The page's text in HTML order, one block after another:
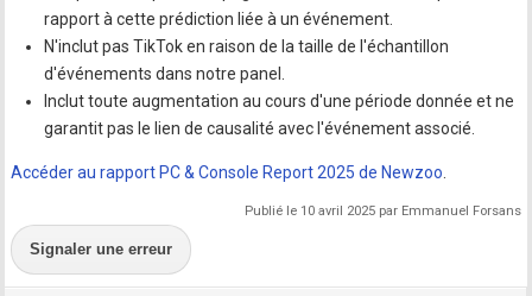
rapport à cette prédiction liée à un événement.
N'inclut pas TikTok en raison de la taille de l'échantillon
d'événements dans notre panel.
Inclut toute augmentation au cours d'une période donnée et ne
garantit pas le lien de causalité avec l'événement associé.
Accéder au rapport PC & Console Report 2025 de Newzoo
Publié le 10 avril 2025 par Emmanuel Forsans
Signaler une erreur